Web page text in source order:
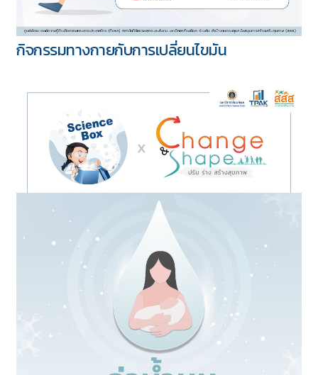
กิจกรรมทางกายกับการเปลี่ยนไขมัน